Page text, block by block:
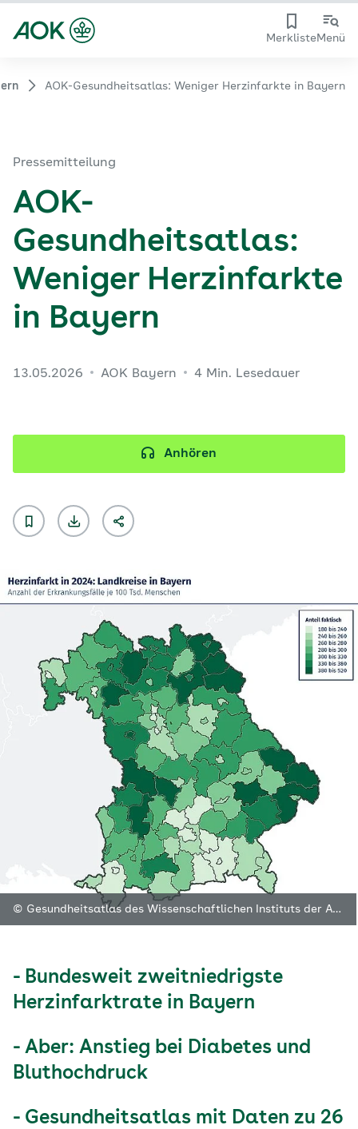
MerklisteMenü
AOK-Gesundheitsatlas: Weniger Herzinfarkte in Bayern
Pressemitteilung
AOK-
Gesundheitsatlas:
Weniger Herzinfarkte
in Bayern
13.05.2026 AOK Bayern 4 Min. Lesedauer
Anhören
© Gesundheitsatlas des Wissenschaftlichen Instituts der AOK (WIdO)
- Bundesweit zweitniedrigste
Herzinfarktrate in Bayern
- Aber: Anstieg bei Diabetes und
Bluthochdruck
- Gesundheitsatlas mit Daten zu 26